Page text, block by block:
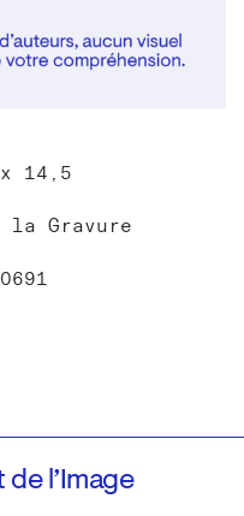
14,5
Gravure
l’Image